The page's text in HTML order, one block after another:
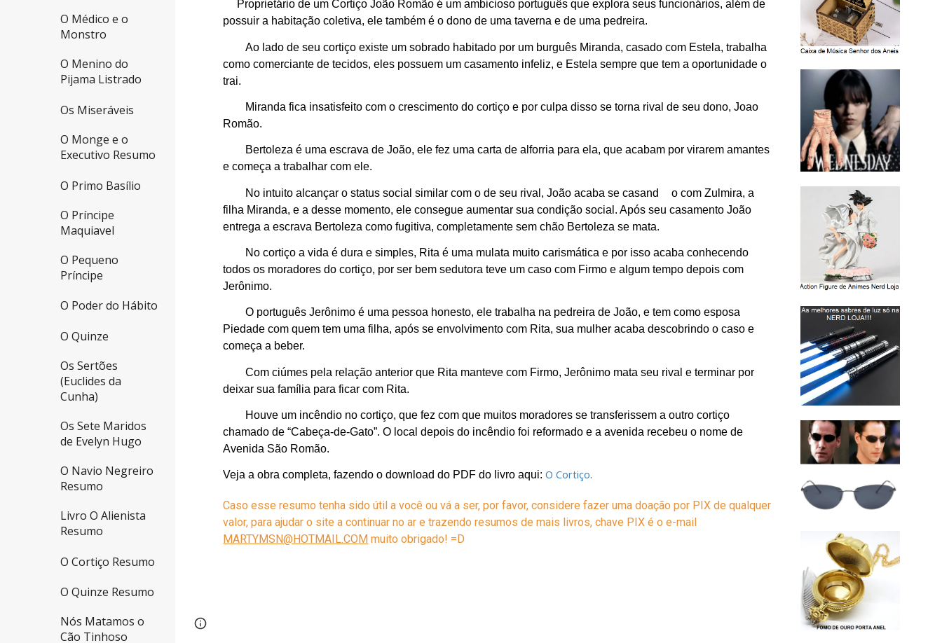
O Médico e o
Monstro
O Menino do
Pijama Listrado
Os Miseráveis
O Monge e o
Executivo Resumo
O Primo Basílio
O Príncipe
Maquiavel
O Pequeno
Príncipe
O Poder do Hábito
O Quinze
Os Sertões
(Euclides da
Cunha)
Os Sete Maridos
de Evelyn Hugo
O Navio Negreiro
Resumo
Livro O Alienista
Resumo
O Cortiço Resumo
O Quinze Resumo
Nós Matamos o
Cão Tinhoso
Proprietário de um Cortiço João Romão é um ambicioso português que explora seus funcionários, além de
possuir a habitação coletiva, ele também é o dono de uma taverna e de uma pedreira.
Ao lado de seu cortiço existe um sobrado habitado por um burguês Miranda, casado com Estela, trabalha
como comerciante de tecidos, eles possuem um casamento infeliz, e Estela sempre que tem a oportunidade o
trai.
Miranda fica insatisfeito com o crescimento do cortiço e por culpa disso se torna rival de seu dono, Joao
Romão.
Bertoleza é uma escrava de João, ele fez uma carta de alforria para ela, que acabam por virarem amantes
e começa a trabalhar com ele.
No intuito alcançar o status social similar com o de seu rival, João acaba se casand
o com Zulmira, a
filha Miranda, e a desse momento, ele consegue aumentar sua condição social. Após seu casamento João
entrega a escrava Bertoleza como fugitiva, completamente sem chão Bertoleza se mata.
No cortiço a vida é dura e simples, Rita é uma mulata muito carismática e por isso acaba conhecendo
todos os moradores do cortiço, por ser bem sedutora teve um caso com Firmo e algum tempo depois com
Jerônimo.
O português Jerônimo é uma pessoa honesto, ele trabalha na pedreira de João, e tem como esposa
Piedade com quem tem uma filha, após se envolvimento com Rita, sua mulher acaba descobrindo o caso e
começa a beber.
Com ciúmes pela relação anterior que Rita manteve com Firmo, Jerônimo mata seu rival e terminar por
deixar sua família para ficar com Rita.
Houve um incêndio no cortiço, que fez com que muitos moradores se transferissem a outro cortiço
chamado de “Cabeça-de-Gato”. O local depois do incêndio foi reformado e a avenida recebeu o nome de
Avenida São Romão.
Veja a obra completa, fazendo o download do PDF do livro aqui: O Cortiço.
Caso esse resumo tenha sido útil a você ou vá a ser, por favor, considere fazer uma doação por PIX de qualquer
valor, para ajudar o site a continuar no ar e trazendo resumos de mais livros, chave PIX é o e-mail
MARTYMSN@HOTMAIL.COM muito obrigado! =D